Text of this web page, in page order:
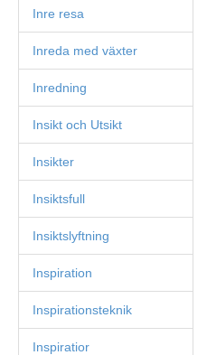
Inre resa
Inreda med växter
Inredning
Insikt och Utsikt
Insikter
Insiktsfull
Insiktslyftning
Inspiration
Inspirationsteknik
Inspiratior